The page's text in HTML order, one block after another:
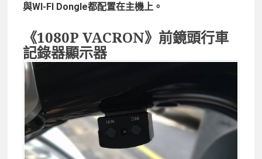
與WI-FI Dongle都配置在主機上。
《1080P VACRON》前鏡頭行車
記錄器顯示器